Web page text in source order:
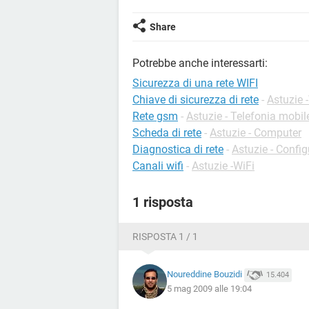
Share
Potrebbe anche interessarti:
Sicurezza di una rete WIFI
Chiave di sicurezza di rete - Astuzie
Rete gsm - Astuzie - Telefonia
Scheda di rete - Astuzie - Computer
Diagnostica di rete - Astuzie -
Canali wifi - Astuzie -WiFi
1 risposta
RISPOSTA 1 / 1
Noureddine Bouzidi 15.404
5 mag 2009 alle 19:04